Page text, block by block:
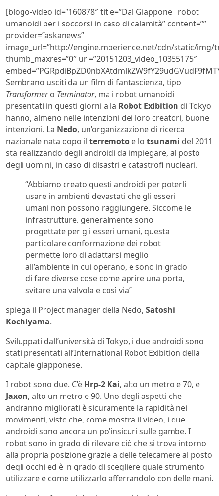
[blogo-video id=”160878″ title=”Dal Giappone i robot
umanoidi per i soccorsi in caso di calamità” content=””
provider=”askanews”
image_url=”http://engine.mperience.net/cdn/static/img/
thumb_maxres=”0″ url=”20151203_video_10355175″
Sembrano usciti da un film di fantascienza, tipo
Transformero Terminator, ma i robot umanoidi
presentati in questi giorni alla Robot Exibition di Tokyo
hanno, almeno nelle intenzioni dei loro creatori, buone
intenzioni. La Nedo, un’organizzazione di ricerca
nazionale nata dopo il terremoto e lo tsunami del 2011
sta realizzando degli androidi da impiegare, al posto
degli uomini, in caso di disastri e catastrofi nucleari.
“Abbiamo creato questi androidi per poterli
usare in ambienti devastati che gli esseri
umani non possono raggiungere. Siccome le
infrastrutture, generalmente sono
progettate per gli esseri umani, questa
particolare conformazione dei robot
permette loro di adattarsi meglio
all’ambiente in cui operano, e sono in grado
di fare diverse cose come aprire una porta,
svitare una valvola e così via”
spiega il Project manager della Nedo, Satoshi
Kochiyama.
Sviluppati dall’università di Tokyo, i due androidi sono
stati presentati all’International Robot Exibition della
capitale giapponese.
I robot sono due. C’è Hrp-2 Kai, alto un metro e 70, e
Jaxon, alto un metro e 90. Uno degli aspetti che
andranno migliorati è sicuramente la rapidità nei
movimenti, visto che, come mostra il video, i due
androidi sono ancora un po’insicuri sulle gambe. I
robot sono in grado di rilevare ciò che si trova intorno
alla propria posizione grazie a delle telecamere al posto
degli occhi ed è in grado di scegliere quale strumento
utilizzare e come utilizzarlo afferrandolo con delle mani.